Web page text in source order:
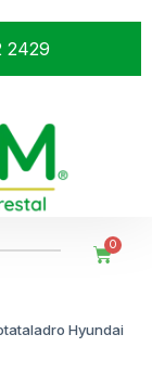
2429
0
Hyundai